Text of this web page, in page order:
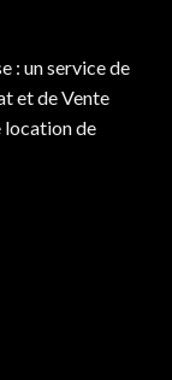
: un service de
et de Vente
location de